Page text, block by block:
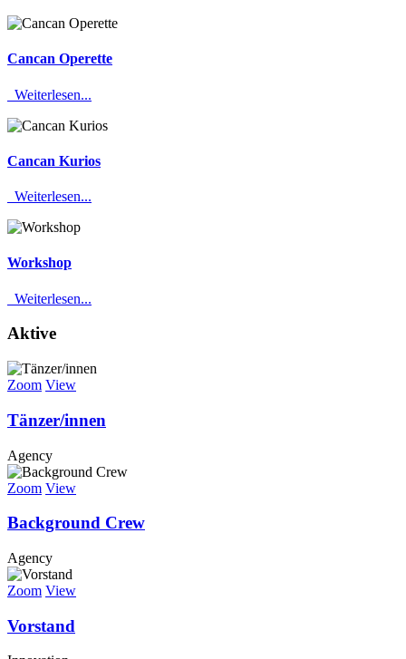
Cancan Operette
Weiterlesen...
Cancan Kurios
Weiterlesen...
Workshop
Weiterlesen...
Aktive
Zoom View
Tänzer/innen
Agency
Zoom View
Background Crew
Agency
Zoom View
Vorstand